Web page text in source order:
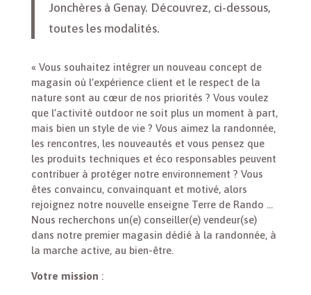
Jonchères à Genay. Découvrez, ci-dessous,
toutes les modalités.
« Vous souhaitez intégrer un nouveau concept de
magasin où l’expérience client et le respect de la
nature sont au cœur de nos priorités ? Vous voulez
que l’activité outdoor ne soit plus un moment à part,
mais bien un style de vie ? Vous aimez la randonnée,
les rencontres, les nouveautés et vous pensez que
les produits techniques et éco responsables peuvent
contribuer à protéger notre environnement ? Vous
êtes convaincu, convainquant et motivé, alors
rejoignez notre nouvelle enseigne Terre de Rando …
Nous recherchons un(e) conseiller(e) vendeur(se)
dans notre premier magasin dédié à la randonnée, à
la marche active, au bien-être.
Votre mission :